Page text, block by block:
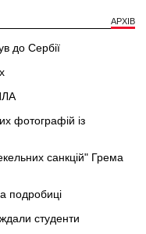
АРХІВ
до Сербії
фотографій із
санкцій" Грема
подробиці
студенти